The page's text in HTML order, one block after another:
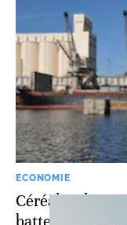
ECONOMIE
Céréales: les